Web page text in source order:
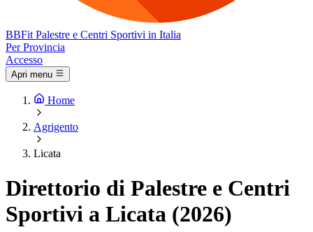
BBFit Palestre e Centri Sportivi in Italia
Per Provincia
Accesso
Apri menu
Home
Agrigento
Licata
Direttorio di Palestre e Centri
Sportivi a Licata (2026)